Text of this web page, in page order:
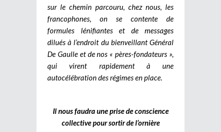
sur le chemin parcouru, chez nous, les
francophones, on se contente de
formules lénifiantes et de messages
dilués à l’endroit du bienveillant Général
De Gaulle et de nos « pères-fondateurs »,
qui virent rapidement à une
autocélébration des régimes en place.
Il nous faudra une prise de conscience
collective pour sortir de l’ornière